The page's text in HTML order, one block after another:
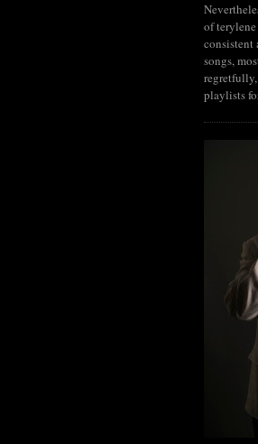
of terylene
consistent
songs,
playlists